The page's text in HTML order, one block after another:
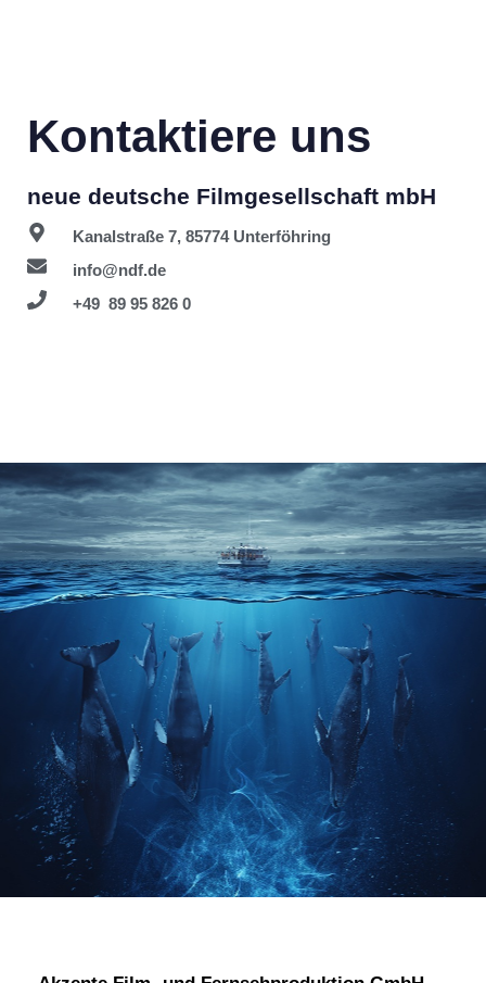
Kontaktiere uns
neue deutsche Filmgesellschaft mbH
Kanalstraße 7, 85774 Unterföhring
info@ndf.de
+49 89 95 826 0